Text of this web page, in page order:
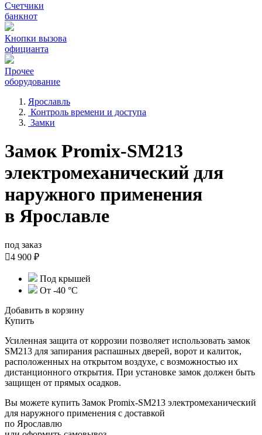
Счетчики
банкнот
Кнопки вызова
официанта
Прочее
оборудование
Ярославль
Контроль времени и доступа
Замки
Замок Promix-SM213
электромеханический для
наружного применения
в Ярославле
под заказ
4 900 ₽
Под крышей
От -40 °C
Добавить в корзину
Купить
Усиленная защита от коррозии позволяет использовать замок
SM213 для запирания распашных дверей, ворот и калиток,
расположенных на открытом воздухе, с возможностью их
дистанционного открытия. При установке замок должен быть
защищен от прямых осадков.
Вы можете купить Замок Promix-SM213 электромеханический
для наружного применения с доставкой
по Ярославлю